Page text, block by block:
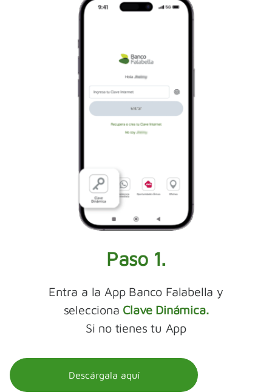
Paso 1.
Entra a la App Banco Falabella y
selecciona Clave Dinámica.
Si no tienes tu App
Descárgala aquí